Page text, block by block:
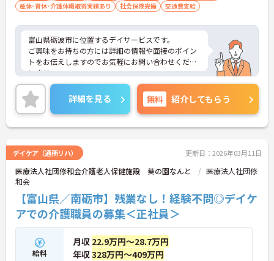
産休･育休･介護休暇取得実績あり
社会保険完備 交通費支給
富山県砺波市に位置するデイサービスです。
ご興味をお持ちの方には詳細の情報や面接のポイン
トをお伝えしますのでお気軽にお問い合わせくださ
いませ。
詳細を見る 無料 紹介してもらう
デイケア（通所リハ） 更新日：2026年03月11日
医療法人社団修和会介護老人保健施設 葵の園なんと
医療法人社団修
和会
【富山県／南砺市】残業なし！経験不問◎デイケ
アでの介護職員の募集＜正社員＞
給料
月収 22.9万円～28.7万円
年収328万円～409万円